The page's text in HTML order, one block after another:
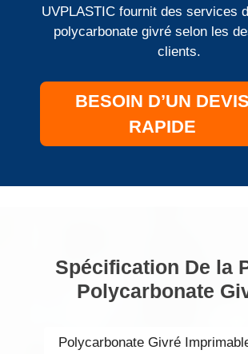
UVPLASTIC fournit des services
polycarbonate givré selon les
clients.
BESOIN D’UN DEVIS
RAPIDE
Spécification De la
Polycarbonate
Polycarbonate Givré